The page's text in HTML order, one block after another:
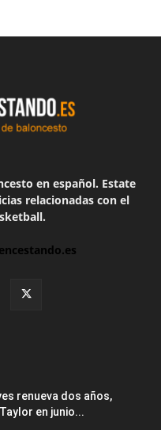
en español. Estate
relacionadas con el
renueva dos años,
en junio...